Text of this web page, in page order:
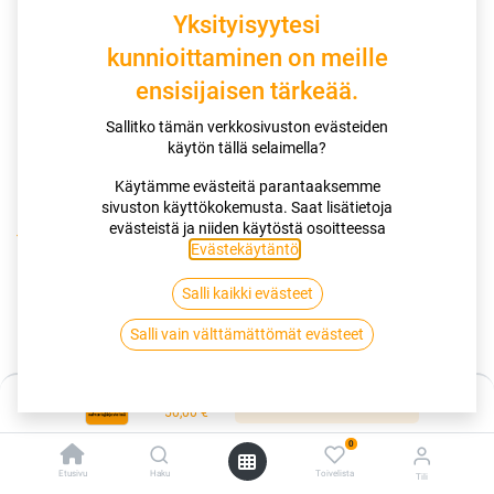
50,00€
Etusivu Haku
0
Toivelista Tili
Kauppa
Muut palvelut
CUB TPMS 433 mHz (renkaan ilmanpaineiden
valvontajärjestelmä) | Verkkoajanvaraus
CUB TPMS 433 mHz (renkaan
| Verkkoajanvaraus
Hinta sisältää TPMS sensorin sekä sen asennuksen ja koodauksen.
Yksityisyytesi
kunnioittaminen on meille
ensisijaisen tärkeää.
Sallitko tämän verkkosivuston evästeiden
käytön tällä selaimella?
Käytämme evästeitä parantaaksemme
sivuston käyttökokemusta. Saat lisätietoja
evästeistä ja niiden käytöstä osoitteessa
Evästekäytäntö
Salli kaikki evästeet
Salli vain välttämättömät evästeet